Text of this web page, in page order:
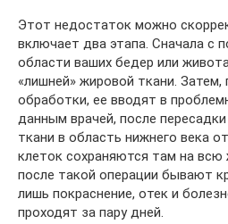
Этот недостаток можно
включает два этапа. Сначала с
области ваших бедер или
«лишней» жировой ткани. Затем,
обработки, ее вводят в
данным врачей, после
ткани в область нижнего века
клеток сохраняются там на всю
после такой операции бывают
лишь покраснение, отек и
проходят за пару дней.